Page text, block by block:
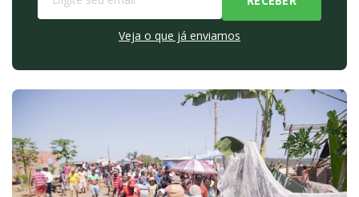
Veja o que já enviamos